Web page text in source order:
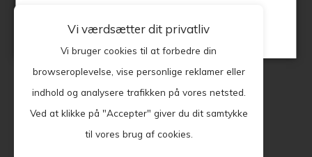
Vi værdsætter dit privatliv
Vi bruger cookies til at forbedre din
browseroplevelse, vise personlige reklamer eller
indhold og analysere trafikken på vores netsted.
Ved at klikke på "Accepter" giver du dit samtykke
til vores brug af cookies.
Luk